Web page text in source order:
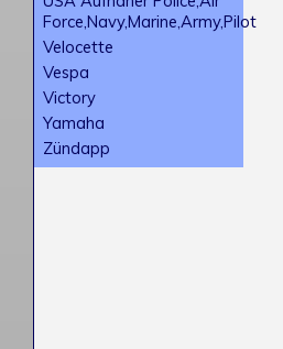
Force,Navy,Marine,Army,Pilot
Velocette
Vespa
Victory
Yamaha
Zündapp